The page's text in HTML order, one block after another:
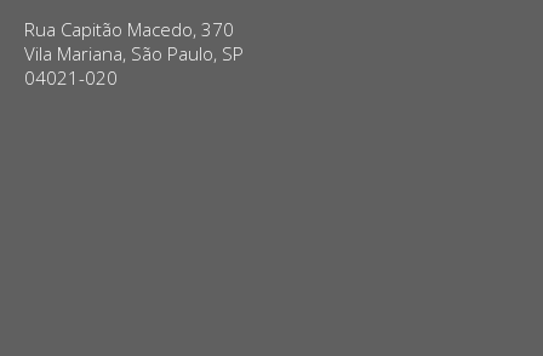
Rua Capitão Macedo, 370
Vila Mariana, São Paulo, SP
04021-020